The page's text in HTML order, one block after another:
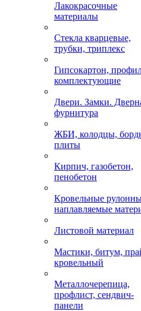
Лакокрасочные
материалы
Стекла кварцевые,
трубки, триплекс
Гипсокартон,
комплектующие
Двери. Замки.
фурнитура
ЖБИ, колодцы,
плиты
Кирпич, газобетон,
пенобетон
Кровельные
наплавляемые
Листовой материал
Мастики, битум,
кровельный
Металлочерепица,
профлист, сендвич-
панели